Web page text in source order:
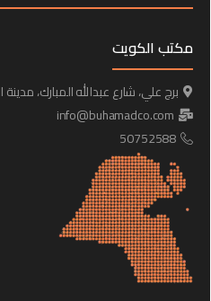
مكتب الكويت
برج علي، شارع عبدالله المبارك، مدينة
info@buhamadco.com
50752588